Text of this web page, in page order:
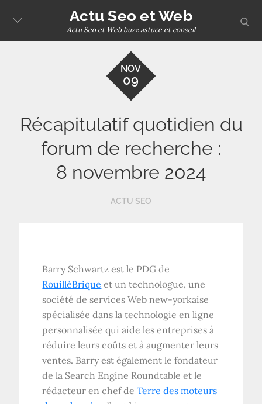
content
Actu Seo et Web
Actu Seo et Web buzz astuce et conseil
NOV
09
Récapitulatif quotidien du
forum de recherche :
8 novembre 2024
ACTU SEO
Barry Schwartz est le PDG de
RouilléBrique et un technologue, une
société de services Web new-yorkaise
spécialisée dans la technologie en ligne
personnalisée qui aide les entreprises à
réduire leurs coûts et à augmenter leurs
ventes. Barry est également le fondateur
de la Search Engine Roundtable et le
rédacteur en chef deTerre des moteurs